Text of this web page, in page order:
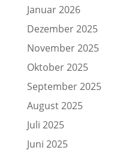
Januar 2026
Dezember 2025
November 2025
Oktober 2025
September 2025
August 2025
Juli 2025
Juni 2025